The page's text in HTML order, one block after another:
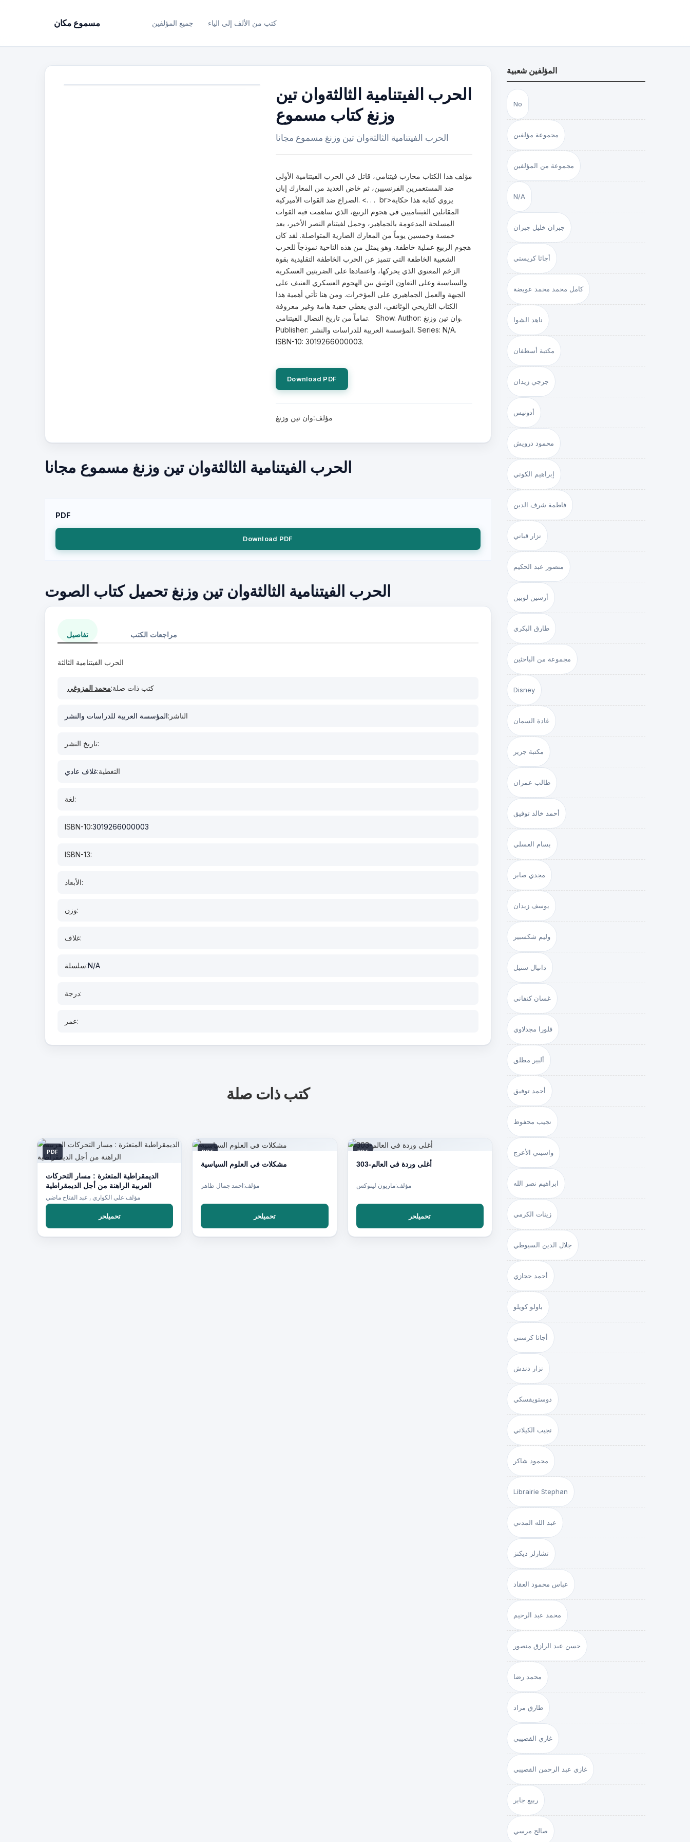
مسموع مكان جميع المؤلفين كتب من الألف إلى الياء
الحرب الفيتنامية الثالثةوان تين
وزنغ كتاب مسموع
الحرب الفيتنامية الثالثةوان تين وزنغ مسموع مجانا
مؤلف هذا الكتاب محارب فيتنامي، قاتل في الحرب الفيتنامية الأولى
ضد المستعمرين الفرنسيين، ثم خاض العديد من المعارك إبان
الصراع ضد القوات الأميركية. <. . . br>يروي كتابه هذا حكاية
المقاتلين الفيتناميين في هجوم الربيع، الذي ساهمت فيه القوات
المسلحة المدعومة بالجماهير، وحمل لفيتنام النصر الأخير، بعد
خمسة وخمسين يوماً من المعارك الضارية المتواصلة. لقد كان
هجوم الربيع عملية خاطفة. وهو يمثل من هذه الناحية نموذجاً للحرب
الشعبية الخاطفة التي تتميز عن الحرب الخاطفة التقليدية بقوة
الزخم المعنوي الذي يحركها، واعتمادها على الضربتين العسكرية
والسياسية وعلى التعاون الوثيق بين الهجوم العسكري العنيف على
الجبهة والعمل الجماهيري على المؤخرات. ومن هنا تأتي أهمية هذا
الكتاب التاريخي الوثائقي، الذي يغطي حقبة هامة وغير معروفة
تماماً من تاريخ النضال الفيتنامي. Show. Author: وان تين وزنغ.
Publisher: المؤسسة العربية للدراسات والنشر. Series: N/A.
ISBN-10: 3019266000003.
Download PDF
مؤلف:وان تين وزنغ
الحرب الفيتنامية الثالثةوان تين وزنغ مسموع مجانا
PDF
Download PDF
الحرب الفيتنامية الثالثةوان تين وزنغ تحميل كتاب الصوت
تفاصيل مراجعات الكتب
الحرب الفيتنامية الثالثة
كتب ذات صلة:محمد المزوغي
الناشر:المؤسسة العربية للدراسات والنشر
تاريخ النشر:
التغطية:غلاف عادي
لغة:
ISBN-10:3019266000003
ISBN-13:
الأبعاد:
وزن:
غلاف:
سلسلة:N/A
درجة:
عمر:
كتب ذات صلة
PDF
الديمقراطية المتعثرة : مسار التحركات
العربية الراهنة من أجل الديمقراطية
مؤلف:علي الكواري , عبد الفتاح ماضي
تحميلحر
PDF
مشكلات في العلوم السياسية
مؤلف:احمد جمال ظاهر
تحميلحر
PDF
أغلى وردة في العالم-303
مؤلف:ماريون لينوكس
تحميلحر
المؤلفين شعبية
No
مجموعة مؤلفين
مجموعة من المؤلفين
N/A
جبران خليل جبران
أجاثا كريستي
كامل محمد محمد عويضة
ناهد الشوا
مكتبة أسطفان
جرجي زيدان
أدونيس
محمود درويش
إبراهيم الكوني
فاطمة شرف الدين
نزار قباني
منصور عبد الحكيم
أرسين لوبين
طارق البكري
مجموعة من الباحثين
Disney
غادة السمان
مكتبة جرير
طالب عمران
أحمد خالد توفيق
بسام العسلي
مجدي صابر
يوسف زيدان
وليم شكسبير
دانيال ستيل
غسان كنفاني
فلورا مجدلاوي
ألبير مطلق
أحمد توفيق
نجيب محفوظ
واسيني الأعرج
ابراهيم نصر الله
زينات الكرمي
جلال الدين السيوطي
أحمد حجازي
باولو كويلو
أجاثا كرستي
نزار دندش
دوستويفسكي
نجيب الكيلاني
محمود شاكر
Librairie Stephan
عبد الله المدني
تشارلز ديكنز
عباس محمود العقاد
محمد عبد الرحيم
حسن عبد الرازق منصور
محمد رضا
طارق مراد
غازي القصيبي
غازي عبد الرحمن القصيبي
ربيع جابر
صالح مرسي